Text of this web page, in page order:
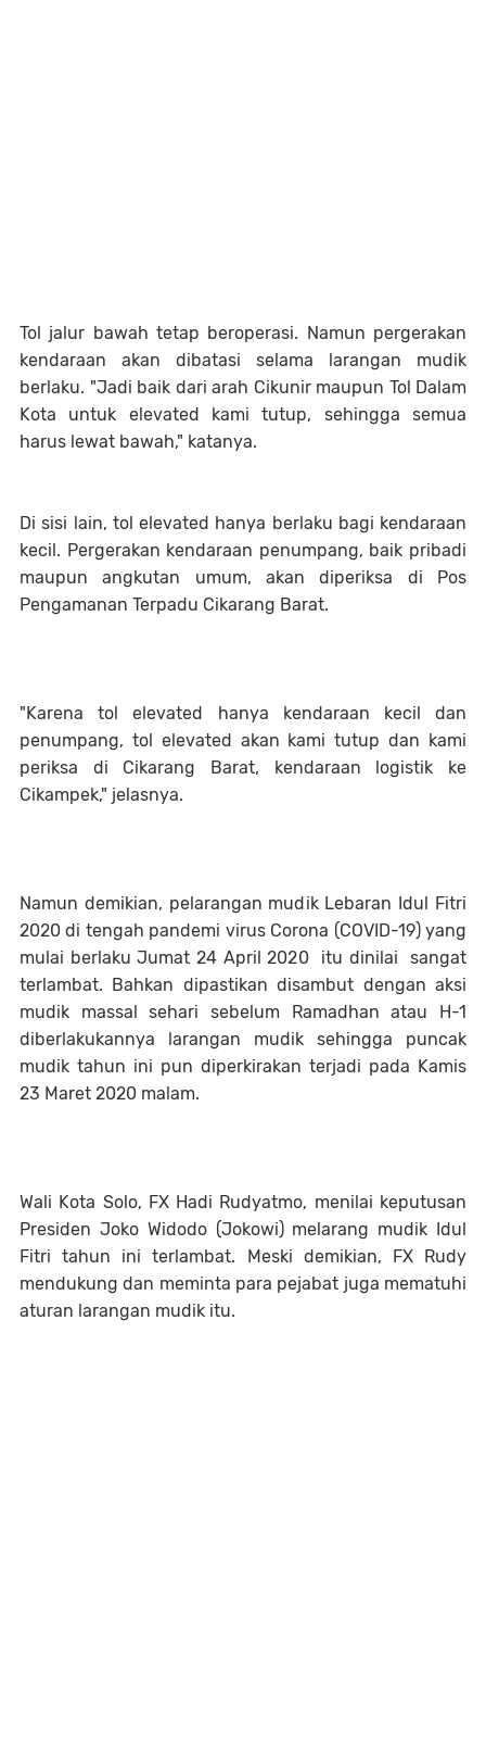
Tol jalur bawah tetap beroperasi. Namun pergerakan
kendaraan akan dibatasi selama larangan mudik
berlaku. "Jadi baik dari arah Cikunir maupun Tol Dalam
Kota untuk elevated kami tutup, sehingga semua
harus lewat bawah," katanya.
Di sisi lain, tol elevated hanya berlaku bagi kendaraan
kecil. Pergerakan kendaraan penumpang, baik pribadi
maupun angkutan umum, akan diperiksa di Pos
Pengamanan Terpadu Cikarang Barat.
"Karena tol elevated hanya kendaraan kecil dan
penumpang, tol elevated akan kami tutup dan kami
periksa di Cikarang Barat, kendaraan logistik ke
Cikampek," jelasnya.
Namun demikian, pelarangan mudik Lebaran Idul Fitri
2020 di tengah pandemi virus Corona (COVID-19) yang
mulai berlaku Jumat 24 April 2020 itu dinilai sangat
terlambat. Bahkan dipastikan disambut dengan aksi
mudik massal sehari sebelum Ramadhan atau H-1
diberlakukannya larangan mudik sehingga puncak
mudik tahun ini pun diperkirakan terjadi pada Kamis
23 Maret 2020 malam.
Wali Kota Solo, FX Hadi Rudyatmo, menilai keputusan
Presiden Joko Widodo (Jokowi) melarang mudik Idul
Fitri tahun ini terlambat. Meski demikian, FX Rudy
mendukung dan meminta para pejabat juga mematuhi
aturan larangan mudik itu.